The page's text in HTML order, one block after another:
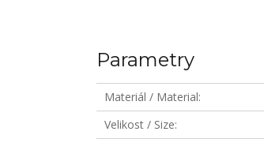
Parametry
Materiál / Material
Velikost / Size